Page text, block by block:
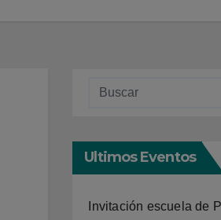
Ultimos Eventos
Invitación escuela de